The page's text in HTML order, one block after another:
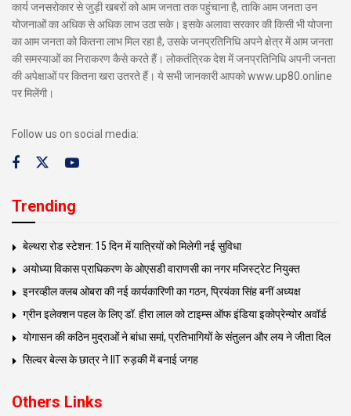
कार्य जनसरोकार से जुड़ी खबरों को आम जनता तक पहुंचाना है, ताकि आम जनता उन
योजनाओं का अधिक से अधिक लाभ उठा सके। इसके अलावा सरकार की किसी भी योजना
का आम जनता को कितना लाभ मिल रहा है, उसके जनप्रतिनिधि अपने क्षेत्र में आम जनता
की समस्याओं का निराकरण कैसे करते हैं। लोकतंत्रिक देश में जनप्रतिनिधि अपनी जनता
की अपेक्षाओं पर कितना खरा उतरते हैं। ये सभी जानकारी आपको www.up80.online
पर मिलेंगी।
Follow us on social media:
Trending
बेल्थरा रोड स्टेशन: 15 दिन में यात्रियों को मिलेगी नई सुविधा
अयोध्या विकास प्राधिकरण के ओएसडी वाराणसी का नगर मजिस्ट्रेट नियुक्त
इनरव्हील क्लब ओबरा की नई कार्यकारिणी का गठन, प्रियंका सिंह बनीं अध्यक्ष
ग्रीन इलेक्शन पहल के लिए डॉ. हीरा लाल को टाइम्स ऑफ इंडिया इकोप्रेन्योर अवॉर्ड
योगासन की कठिन मुद्राओं ने बांधा समां, प्रतिभागियों के संतुलन और लय ने जीता दिल
सिल्वर बेल्स के छात्र ने IIT रुड़की में बनाई जगह
Others Links